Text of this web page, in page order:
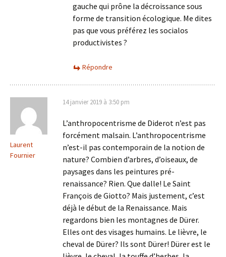
gauche qui prône la décroissance sous
forme de transition écologique. Me dites
pas que vous préférez les socialos
productivistes ?
Répondre
Laurent
Fournier
14 janvier 2019 à 3:50 pm
L’anthropocentrisme de Diderot n’est pas
forcément malsain. L’anthropocentrisme
n’est-il pas contemporain de la notion de
nature? Combien d’arbres, d’oiseaux, de
paysages dans les peintures pré-
renaissance? Rien. Que dalle! Le Saint
François de Giotto? Mais justement, c’est
déjà le début de la Renaissance. Mais
regardons bien les montagnes de Dürer.
Elles ont des visages humains. Le lièvre, le
cheval de Dürer? Ils sont Dürer! Dürer est le